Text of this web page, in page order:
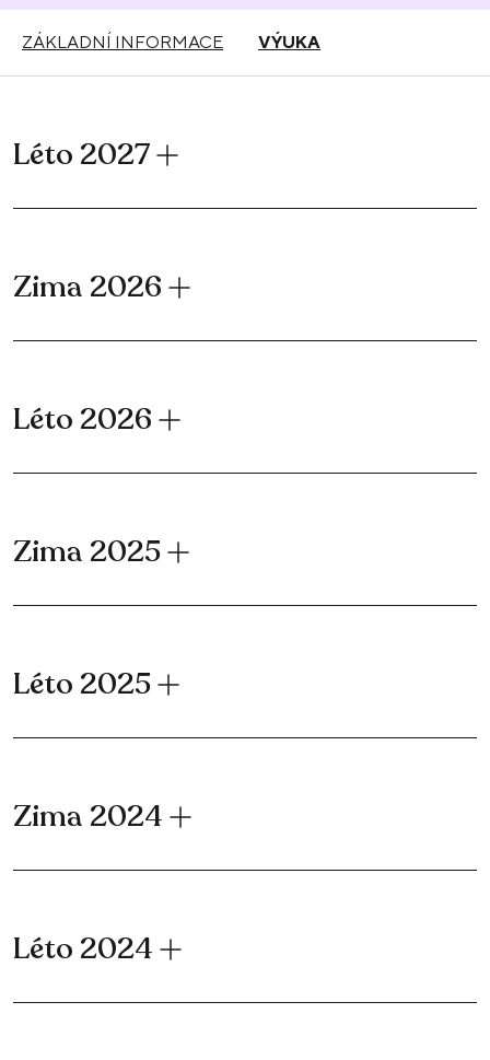
ZÁKLADNÍ INFORMACE VÝUKA
Léto 2027
Zima 2026
Léto 2026
Zima 2025
Léto 2025
Zima 2024
Léto 2024